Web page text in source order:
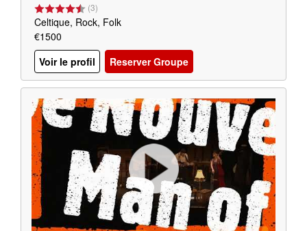
(3)
Celtique, Rock, Folk
€1500
Voir le profil
Reserver Groupe